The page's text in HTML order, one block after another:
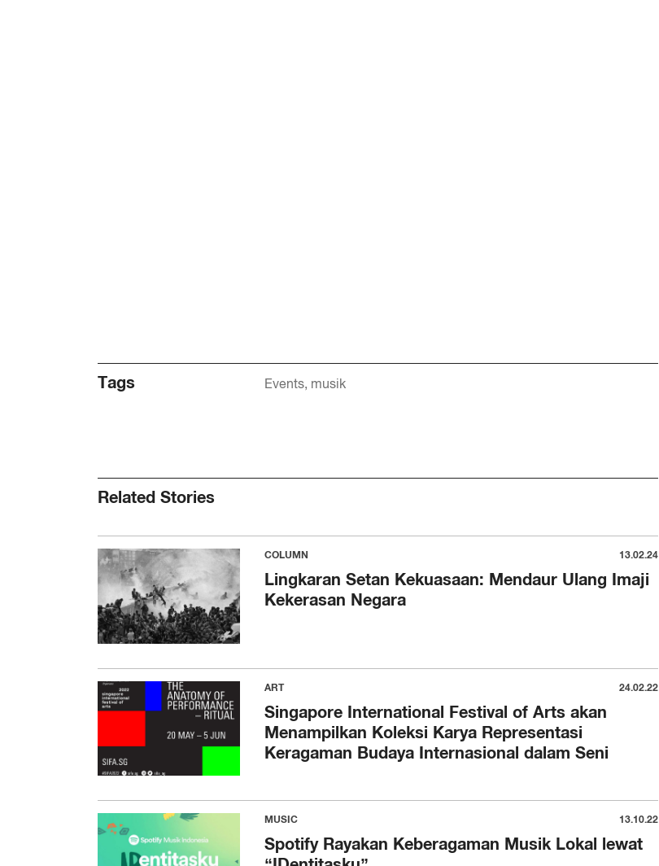
Tags Events musik
Related Stories
COLUMN 13.02.24
Lingkaran Setan Kekuasaan: Mendaur Ulang Imaji
Kekerasan Negara
ART 24.02.22
Singapore International Festival of Arts akan
Menampilkan Koleksi Karya Representasi
Keragaman Budaya Internasional dalam Seni
MUSIC 13.10.22
Spotify Rayakan Keberagaman Musik Lokal lewat